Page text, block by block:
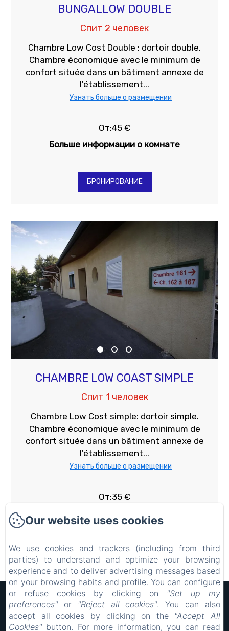
BUNGALLOW DOUBLE
Спит 2 человек
Chambre Low Cost Double : dortoir double.
Chambre économique avec le minimum de
confort située dans un bâtiment annexe de
l'établissement...
Узнать больше о размещении
От:45 €
Больше информации о комнате
БРОНИРОВАНИЕ
CHAMBRE LOW COAST SIMPLE
Спит 1 человек
Chambre Low Cost simple: dortoir simple.
Chambre économique avec le minimum de
confort située dans un bâtiment annexe de
l'établissement...
Узнать больше о размещении
От:35 €
БРОНИРОВАНИЕ
Hôtel Rocade
Правовая информация
18 IMPASSE LAVOISIER, PAMIERS, 09100, Франция
Our website uses cookies
We use cookies and trackers (including from third
parties) to understand and optimize your browsing
experience and to deliver advertising messages based
on your browsing habits and profile. You can configure
or refuse cookies by clicking on
"Set up my
preferences" or "Reject all cookies". You can also
accept all cookies by clicking on the "Accept All
Cookies" button. For more information, you can read